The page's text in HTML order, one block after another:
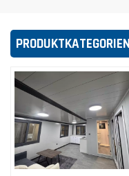
PRODUKTKATEGORIEN